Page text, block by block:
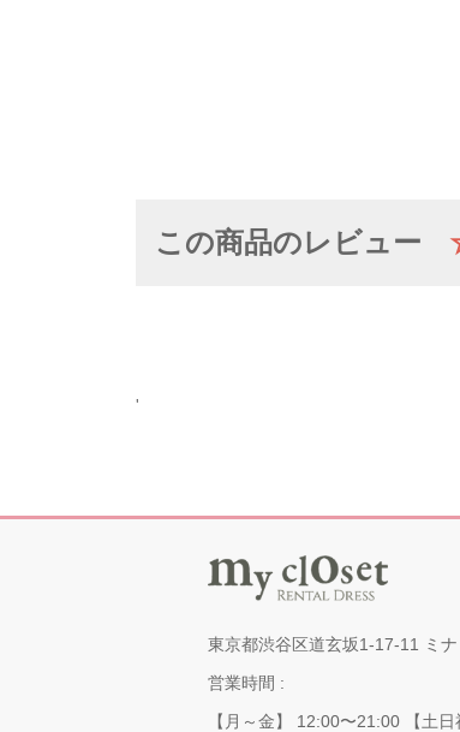
この商品のレビュー
'
東京都渋谷区道玄坂1-17-11 ミ
営業時間 :
【月～金】 12:00〜21:00 【土